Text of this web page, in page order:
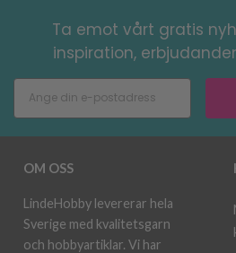
Ta emot vårt gratis
inspiration,
OM OSS
LindeHobby levererar hela
Sverige med kvalitetsgarn
och hobbyartiklar. Vi har